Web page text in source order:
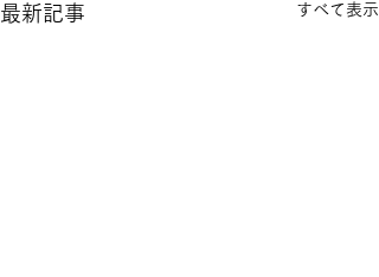
最新記事 すべて表示